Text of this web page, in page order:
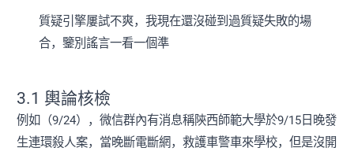
質疑引擎屢試不爽，我現在還沒碰到過質疑失敗的場
合，鑒別謠言一看一個準
3.1 輿論核檢
例如（9/24），微信群內有消息稱陝西師範大學於9/15日晚發
生連環殺人案，當晚斷電斷網，救護車警車來學校，但是沒開